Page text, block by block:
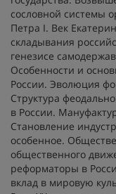
сословной системы
Петра I. Век
складывания
генезисе
Особенности и
России. Эволюция
Структура
в России.
Становление
особенное.
общественного
реформаторы в
вклад в мировую